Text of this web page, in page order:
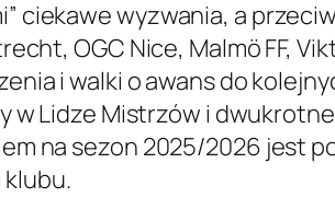
ciekawe wyzwania, a
OGC Nice, Malmö FF,
i walki o awans do
w Lidze Mistrzów i
na sezon 2025/2026 jest